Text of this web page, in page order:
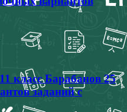
класс Барабанов 25
заданий с